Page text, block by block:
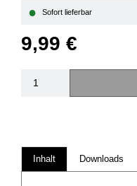
● Sofort lieferbar
9,99 €
Inhalt Downloads